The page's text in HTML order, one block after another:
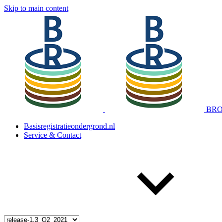
Skip to main content
Basisregistratieondergrond.nl
Service & Contact